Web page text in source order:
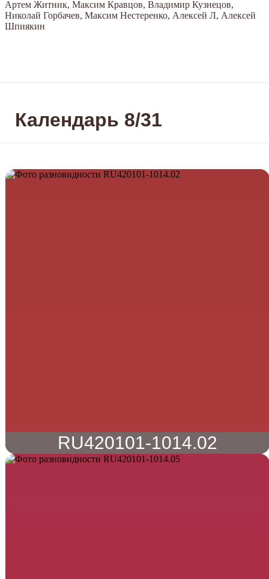
Артем Житник, Максим Кравцов, Владимир Кузнецов,
Николай Горбачев, Максим Нестеренко, Алексей Л, Алексей
Шпиякин
Календарь 8/31
RU420101-1014.02